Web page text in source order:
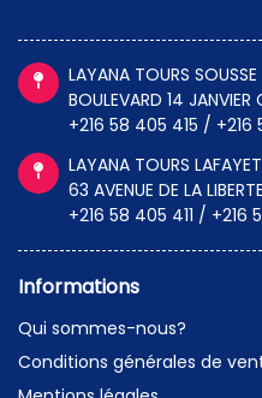
LAYANA TOURS SOUSSE
BOULEVARD 14 JANVIER
+216 58 405 415 / +216
LAYANA TOURS
63 AVENUE DE LA
+216 58 405 411 / +216
Informations
Qui sommes-nous?
Conditions générales de